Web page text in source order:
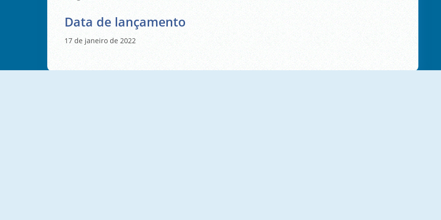
Data de lançamento
17 de janeiro de 2022